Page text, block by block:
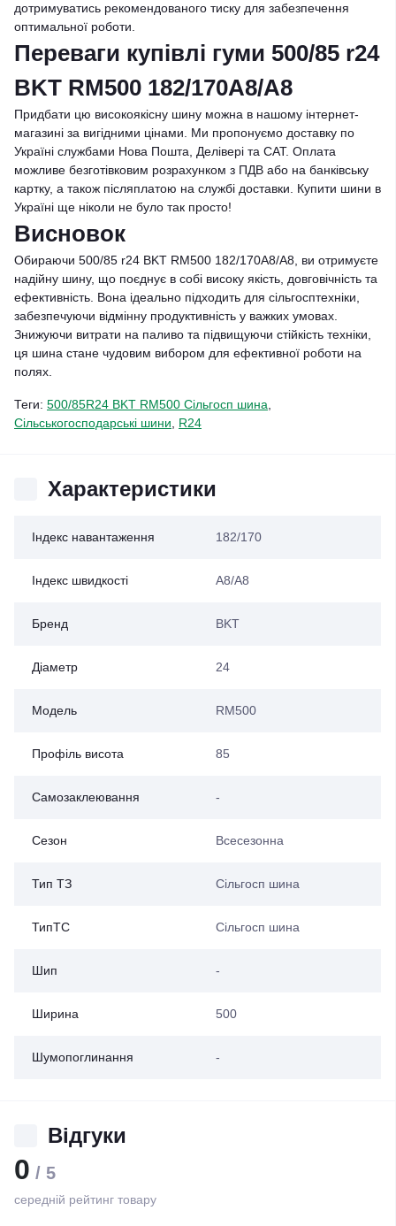
дотримуватись рекомендованого тиску для забезпечення
оптимальної роботи.
Переваги купівлі гуми 500/85 r24
BKT RM500 182/170A8/A8
Придбати цю високоякісну шину можна в нашому інтернет-
магазині за вигідними цінами. Ми пропонуємо доставку по
Україні службами Нова Пошта, Делівері та САТ. Оплата
можливе безготівковим розрахунком з ПДВ або на банківську
картку, а також післяплатою на службі доставки. Купити шини в
Україні ще ніколи не було так просто!
Висновок
Обираючи 500/85 r24 BKT RM500 182/170A8/A8, ви отримуєте
надійну шину, що поєднує в собі високу якість, довговічність та
ефективність. Вона ідеально підходить для сільгосптехніки,
забезпечуючи відмінну продуктивність у важких умовах.
Знижуючи витрати на паливо та підвищуючи стійкість техніки,
ця шина стане чудовим вибором для ефективної роботи на
полях.
Теги: 500/85R24 BKT RM500 Сільгосп шина
Сільськогосподарські шини
R24
Характеристики
Індекс навантаження 182/170
Індекс швидкості A8/A8
Бренд BKT
Діаметр 24
Модель RM500
Профіль висота 85
Самозаклеювання -
Сезон Всесезонна
Тип ТЗ Сільгосп шина
ТипТС Сільгосп шина
Шип -
Ширина 500
Шумопоглинання -
Відгуки
0 / 5
середній рейтинг товару